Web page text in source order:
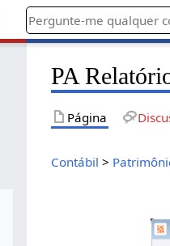
PA
Página
Contábil >